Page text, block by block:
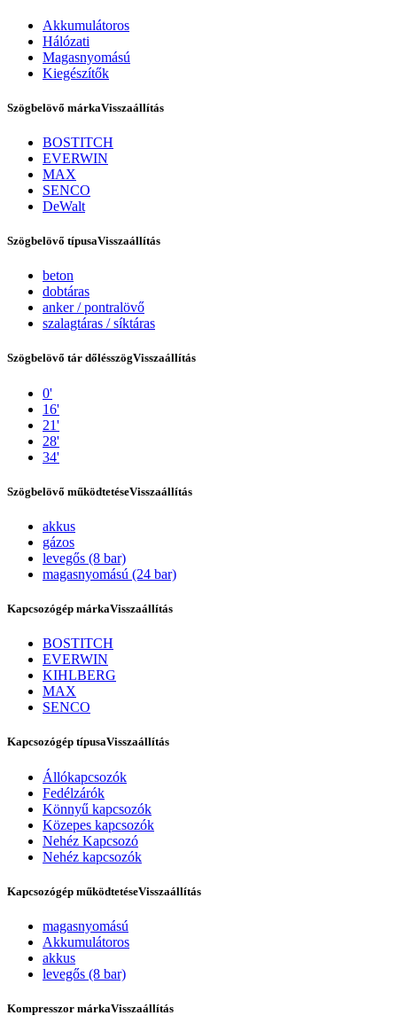
Tex Year
Szerviz
Akkumulátoros
Hálózati
Magasnyomású
Kiegészítők
Szögbelövő márkaVisszaállítás
BOSTITCH
EVERWIN
MAX
SENCO
DeWalt
Szögbelövő típusaVisszaállítás
beton
dobtáras
anker / pontralövő
szalagtáras / síktáras
Szögbelövő tár dőlésszögVisszaállítás
0'
16'
21'
28'
34'
Szögbelövő működtetéseVisszaállítás
akkus
gázos
levegős (8 bar)
magasnyomású (24 bar)
Kapcsozógép márkaVisszaállítás
BOSTITCH
EVERWIN
KIHLBERG
MAX
SENCO
Kapcsozógép típusaVisszaállítás
Állókapcsozók
Fedélzárók
Könnyű kapcsozók
Közepes kapcsozók
Nehéz Kapcsozó
Nehéz kapcsozók
Kapcsozógép működtetéseVisszaállítás
magasnyomású
Akkumulátoros
akkus
levegős (8 bar)
Kompresszor márkaVisszaállítás